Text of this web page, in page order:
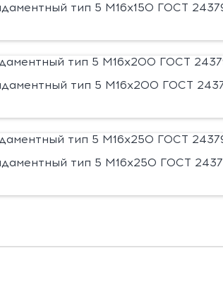
тип 5 М16х150 ГОСТ
тип 5 М16х200 ГОСТ
тип 5 М16х250 ГОСТ